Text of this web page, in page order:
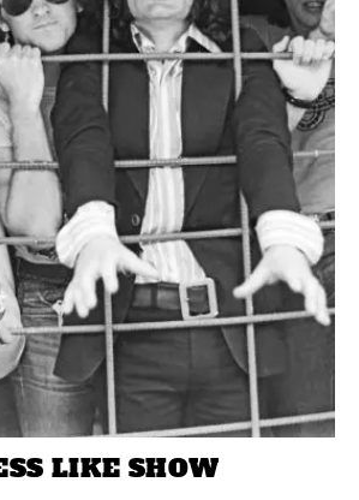
LIKE SHOW